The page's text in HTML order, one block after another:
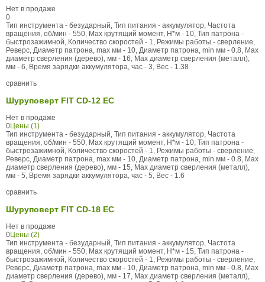
Нет в продаже
0
Тип инструмента - безударный, Тип питания - аккумулятор, Частота
вращения, об/мин - 550, Max крутящий момент, Н*м - 10, Тип патрона -
быстрозажимной, Количество скоростей - 1, Режимы работы - сверление,
Реверс, Диаметр патрона, max мм - 10, Диаметр патрона, min мм - 0.8, Max
диаметр сверления (дерево), мм - 16, Max диаметр сверления (металл),
мм - 6, Время зарядки аккумулятора, час - 3, Вес - 1.38
сравнить
Шуруповерт FIT CD-12 EC
Нет в продаже
0Цены (1)
Тип инструмента - безударный, Тип питания - аккумулятор, Частота
вращения, об/мин - 550, Max крутящий момент, Н*м - 10, Тип патрона -
быстрозажимной, Количество скоростей - 1, Режимы работы - сверление,
Реверс, Диаметр патрона, max мм - 10, Диаметр патрона, min мм - 0.8, Max
диаметр сверления (дерево), мм - 15, Max диаметр сверления (металл),
мм - 5, Время зарядки аккумулятора, час - 5, Вес - 1.6
сравнить
Шуруповерт FIT CD-18 EС
Нет в продаже
0Цены (2)
Тип инструмента - безударный, Тип питания - аккумулятор, Частота
вращения, об/мин - 550, Max крутящий момент, Н*м - 15, Тип патрона -
быстрозажимной, Количество скоростей - 1, Режимы работы - сверление,
Реверс, Диаметр патрона, max мм - 10, Диаметр патрона, min мм - 0.8, Max
диаметр сверления (дерево), мм - 17, Max диаметр сверления (металл),